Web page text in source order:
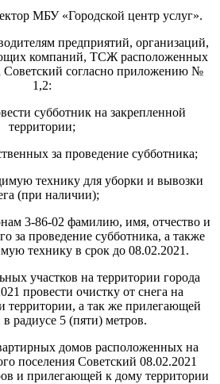
МБУ «Городской центр услуг».
предприятий, организаций,
компаний, ТСЖ расположенных
Советский согласно приложению №
1,2:
субботник на закрепленной
территории;
за проведение субботника;
технику для уборки и вывозки
(при наличии);
3-86-02 фамилию, имя, отчество и
за проведение субботника, а также
технику в срок до 08.02.2021.
участков на территории города
провести очистку от снега на
территории, а так же прилегающей
радиусе 5 (пяти) метров.
домов расположенных на
поселения Советский 08.02.2021
и прилегающей к дому территории